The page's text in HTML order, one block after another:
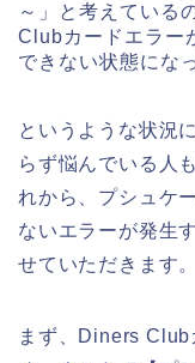
～」と考えている
Clubカードエラー
できない状態にな
というような状況
らず悩んでいる人
れから、プシュケ
ないエラーが発生
せていただきます。
まず、Diners Club